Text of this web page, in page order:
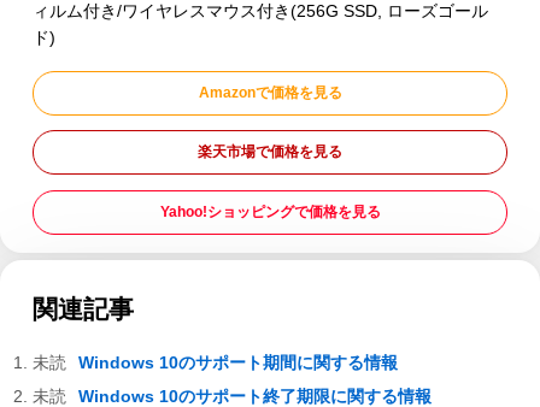
ィルム付き/ワイヤレスマウス付き(256G SSD, ローズゴール
ド)
Amazonで価格を見る
楽天市場で価格を見る
Yahoo!ショッピングで価格を見る
関連記事
Windows 10のサポート期間に関する情報
Windows 10のサポート終了期限に関する情報